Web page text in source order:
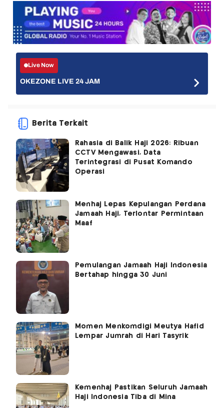
Live Now
OKEZONE LIVE 24 JAM
Berita Terkait
Rahasia di Balik Haji 2026: Ribuan
CCTV Mengawasi, Data
Terintegrasi di Pusat Komando
Operasi
Menhaj Lepas Kepulangan Perdana
Jamaah Haji, Terlontar Permintaan
Maaf
Pemulangan Jamaah Haji Indonesia
Bertahap hingga 30 Juni
Momen Menkomdigi Meutya Hafid
Lempar Jumrah di Hari Tasyrik
Kemenhaj Pastikan Seluruh Jamaah
Haji Indonesia Tiba di Mina